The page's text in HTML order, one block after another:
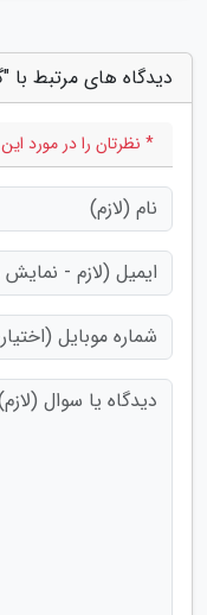
دیدگاه های مرتبط با
* نظرتان را در مورد این